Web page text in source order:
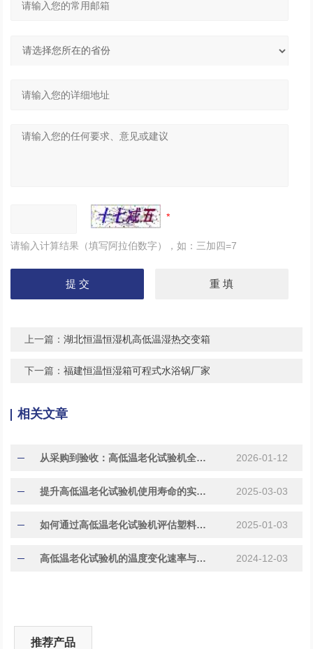
请输入计算结果（填写阿拉伯数字），如：三加四=7
上一篇：湖北恒温恒湿机高低温湿热交变箱
下一篇：福建恒温恒湿箱可程式水浴锅厂家
相关文章
从采购到验收：高低温老化试验机全流程使用指南 2026-01-12
提升高低温老化试验机使用寿命的实用技巧与方法 2025-03-03
如何通过高低温老化试验机评估塑料材料的耐久性? 2025-01-03
高低温老化试验机的温度变化速率与样品寿命关系研究 2024-12-03
推荐产品